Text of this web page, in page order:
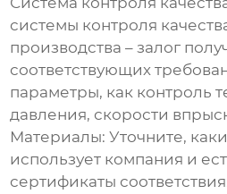
системы контроля
производства – залог
соответствующих
параметры, как контроль
давления, скорости
Материалы: Уточните,
использует компания и
сертификаты